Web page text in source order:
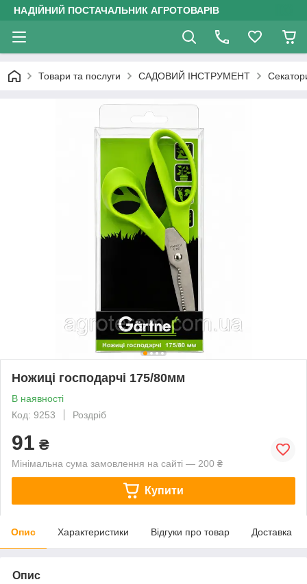
НАДІЙНИЙ ПОСТАЧАЛЬНИК АГРОТОВАРІВ
Товари та послуги САДОВИЙ ІНСТРУМЕНТ
Ножиці господарчі 175/80мм
В наявності
Код: 9253
Роздріб
91 ₴
Мінімальна сума замовлення на сайті — 200 ₴
Купити
Опис Характеристики Відгуки про товар Доставка
Опис